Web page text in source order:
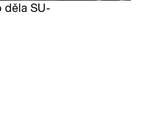
děla SU-